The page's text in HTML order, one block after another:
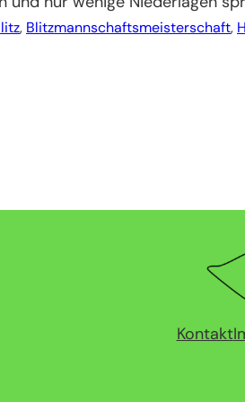
, Blitzmannschaftsmeisterschaft,
Kontakt